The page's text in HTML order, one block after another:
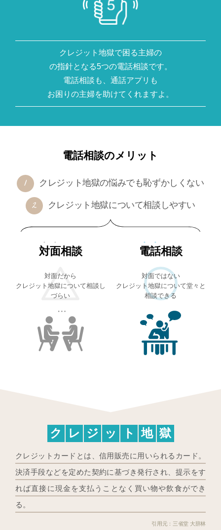
クレジット地獄で困る主婦の
の指針となる5つの電話相談です。
電話相談も、通話アプリも
お困りの主婦を助けてくれますよ。
電話相談のメリット
クレジット地獄の悩みでも恥ずかしくない
クレジット地獄について相談しやすい
対面相談
対面だから
クレジット地獄について相談し
づらい
電話相談
対面ではない
クレジット地獄について堂々と
相談できる
ク レ ジ ッ ト 地 獄
クレジットカードとは、信用販売に用いられるカード。
決済手段などを定めた契約に基づき発行され、提示をす
れば直接に現金を支払うことなく買い物や飲食ができ
る。
三省堂 大辞林